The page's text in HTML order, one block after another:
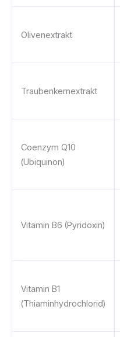
Olivenextrakt
Traubenkernextrakt
Coenzym Q10
(Ubiquinon)
Vitamin B6 (Pyridoxin)
Vitamin B1
(Thiaminhydrochlorid)